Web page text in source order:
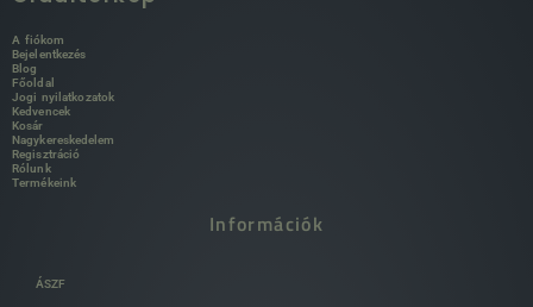
A fiókom
Bejelentkezés
Blog
Főoldal
Jogi nyilatkozatok
Kedvencek
Kosár
Nagykereskedelem
Regisztráció
Rólunk
Termékeink
Információk
ÁSZF